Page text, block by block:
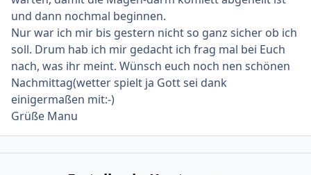
und dann nochmal beginnen.
Nur war ich mir bis gestern nicht so ganz sicher ob ich
soll. Drum hab ich mir gedacht ich frag mal bei Euch
nach, was ihr meint. Wünsch euch noch nen schönen
Nachmittag(wetter spielt ja Gott sei dank
einigermaßen mit:-)
Grüße Manu